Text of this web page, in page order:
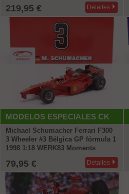
219,95 € Detalles
MODELOS ESPECIALES CK
Michael Schumacher Ferrari F300
3 Wheeler #3 Bélgica GP fórmula 1
1998 1:18 WERK83 Moments
79,95 € Detalles